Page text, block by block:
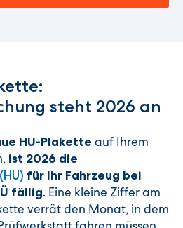
steht 2026 an
HU-Plakette auf Ihrem
ist 2026 die
für Ihr Fahrzeug bei
fällig. Eine kleine Ziffer am
verrät den Monat, in dem